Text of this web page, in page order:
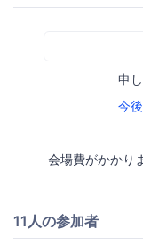
申
今
会場費がかかり
11人の参加者